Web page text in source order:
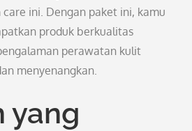
ini. Dengan paket ini, kamu
produk berkualitas
perawatan kulit
menyenangkan.
yang